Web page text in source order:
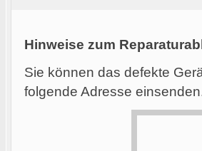
Hinweise zum
Sie können das defekte
folgende Adresse